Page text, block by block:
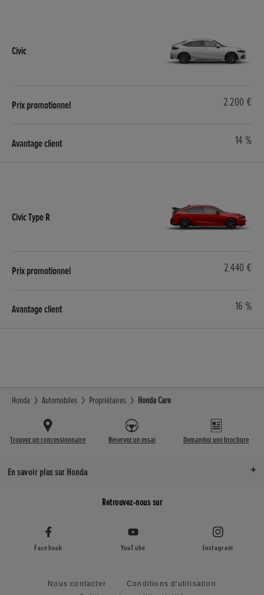
2.200 €
14 %
2.440 €
16 %
Honda Automobiles Propriétaires Honda Care
Trouvez un concessionnaire Réservez un essai Demandez une brochure
En savoir plus sur Honda
Retrouvez-nous sur
Facebook YouTube Instagram
Nous contacter
Conditions d'utilisation